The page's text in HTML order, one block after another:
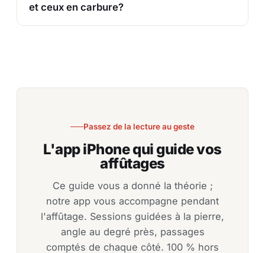
et ceux en carbure?
Passez de la lecture au geste
L'app iPhone qui guide vos
affûtages
Ce guide vous a donné la théorie ;
notre app vous accompagne pendant
l'affûtage. Sessions guidées à la pierre,
angle au degré près, passages
comptés de chaque côté. 100 % hors